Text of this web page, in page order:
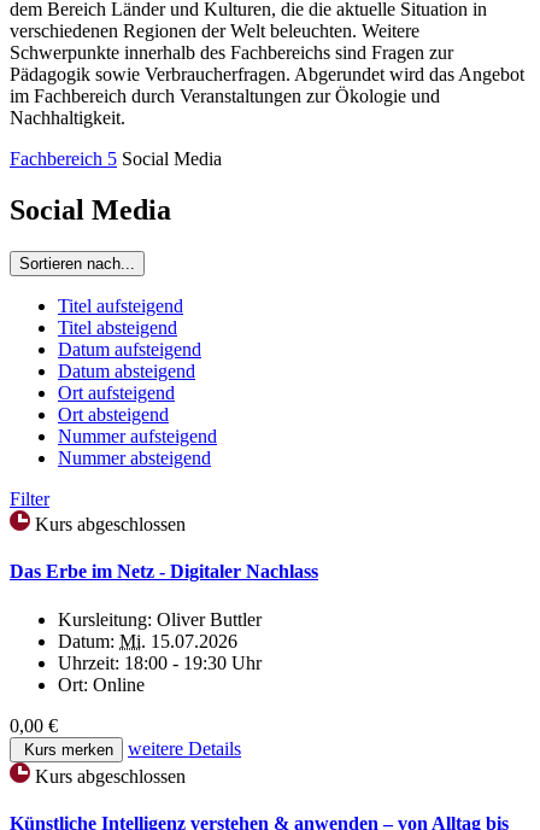
dem Bereich Länder und Kulturen, die die aktuelle Situation in
verschiedenen Regionen der Welt beleuchten. Weitere
Schwerpunkte innerhalb des Fachbereichs sind Fragen zur
Pädagogik sowie Verbraucherfragen. Abgerundet wird das Angebot
im Fachbereich durch Veranstaltungen zur Ökologie und
Nachhaltigkeit.
Fachbereich 5 Social Media
Social Media
Sortieren nach...
Titel aufsteigend
Titel absteigend
Datum aufsteigend
Datum absteigend
Ort aufsteigend
Ort absteigend
Nummer aufsteigend
Nummer absteigend
Filter
Kurs abgeschlossen
Das Erbe im Netz - Digitaler Nachlass
Kursleitung: Oliver Buttler
Datum: Mi. 15.07.2026
Uhrzeit: 18:00 - 19:30 Uhr
Ort: Online
0,00 €
Kurs merken
weitere Details
Kurs abgeschlossen
Künstliche Intelligenz verstehen & anwenden – von Alltag bis